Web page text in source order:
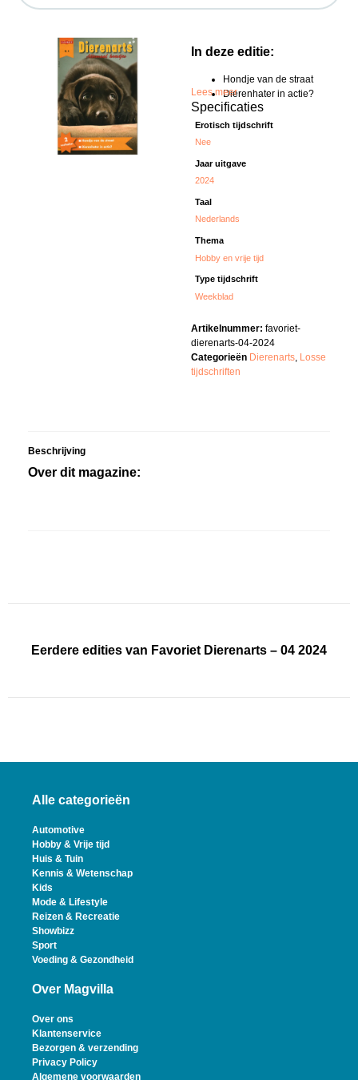
In deze editie:
Hondje van de straat
Dierenhater in actie?
Lees meer
Specificaties
Erotisch tijdschrift
Nee
Jaar uitgave
2024
Taal
Nederlands
Thema
Hobby en vrije tijd
Type tijdschrift
Weekblad
Artikelnummer: favoriet-
dierenarts-04-2024
Categorieën Dierenarts Losse
tijdschriften
Beschrijving
Over dit magazine:
Eerdere edities van Favoriet Dierenarts – 04 2024
Alle categorieën
Automotive
Hobby & Vrije tijd
Huis & Tuin
Kennis & Wetenschap
Kids
Mode & Lifestyle
Reizen & Recreatie
Showbizz
Sport
Voeding & Gezondheid
Over Magvilla
Over ons
Klantenservice
Bezorgen & verzending
Privacy Policy
Algemene voorwaarden